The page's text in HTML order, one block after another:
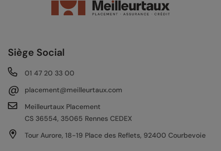
Siège Social
01 47 20 33 00
@
placement@meilleurtaux.com
Meilleurtaux Placement
CS 36554, 35065 Rennes CEDEX
Tour Aurore, 18-19 Place des Reflets, 92400 Courbevoie